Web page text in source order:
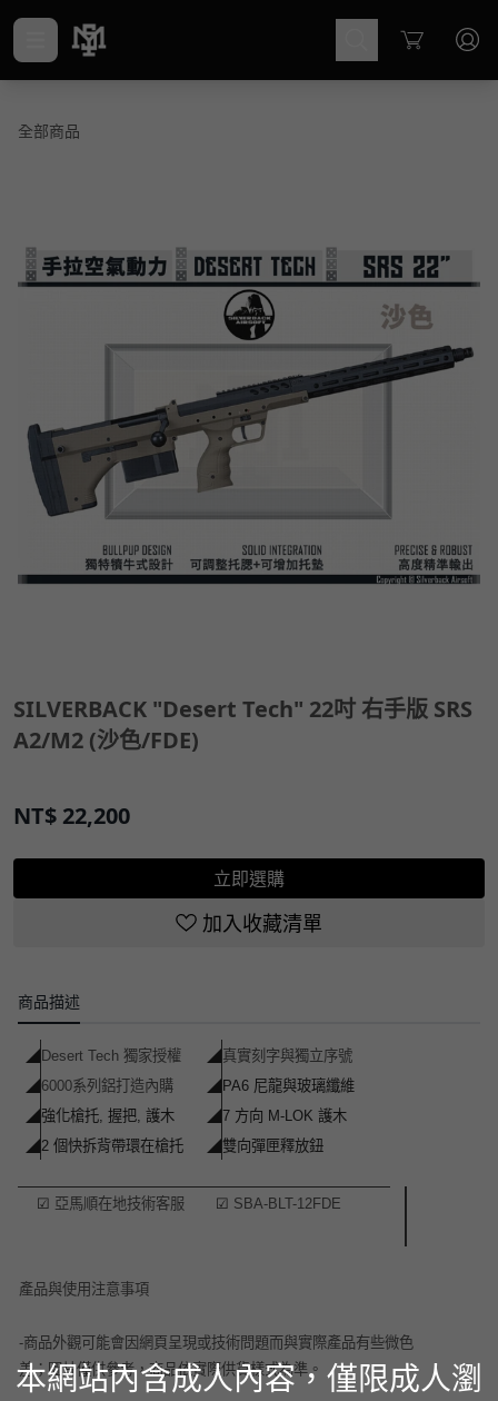
Cart
全部商品
SILVERBACK "Desert Tech" 22吋 右手版 SRS
A2/M2 (沙色/FDE)
NT$ 22,200
立即選購
加入收藏清單
商品描述
◢Desert Tech 獨家授權 ◢真實刻字與獨立序號
◢6000系列鋁打造內購 ◢PA6 尼龍與玻璃纖維
◢強化槍托, 握把, 護木 ◢7 方向 M-LOK 護木
◢2 個快拆背帶環在槍托 ◢雙向彈匣釋放鈕
☑ 亞馬順在地技術客服 ☑ SBA-BLT-12FDE
產品與使用注意事項
-商品外觀可能會因網頁呈現或技術問題而與實際產品有些微色
差；圖片僅供參考，商品依實際供貨樣式為準。
本網站內含成人內容，僅限成人瀏